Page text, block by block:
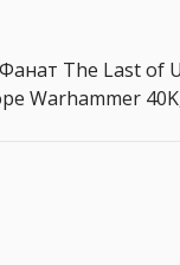
The Last of
Warhammer